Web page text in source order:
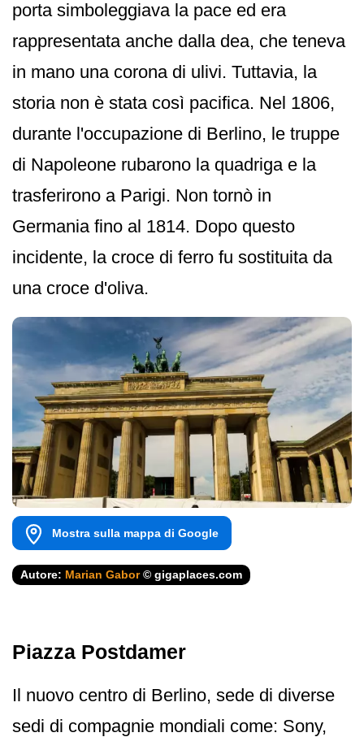
porta simboleggiava la pace ed era
rappresentata anche dalla dea, che teneva
in mano una corona di ulivi. Tuttavia, la
storia non è stata così pacifica. Nel 1806,
durante l'occupazione di Berlino, le truppe
di Napoleone rubarono la quadriga e la
trasferirono a Parigi. Non tornò in
Germania fino al 1814. Dopo questo
incidente, la croce di ferro fu sostituita da
una croce d'oliva.
Mostra sulla mappa di Google
Autore: Marian Gabor© gigaplaces.com
Piazza Postdamer
Il nuovo centro di Berlino, sede di diverse
sedi di compagnie mondiali come: Sony,